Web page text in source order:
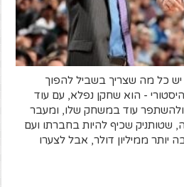
כל מה שצריך בשביל להפוך
- הוא שחקן נפלא, עם עוד
ולהשתפר עוד במשחק שלו, ומעבר
שטותניק שכיף להיות בחברתו ועם
יותר ממיליון דולר, אבל לצערו